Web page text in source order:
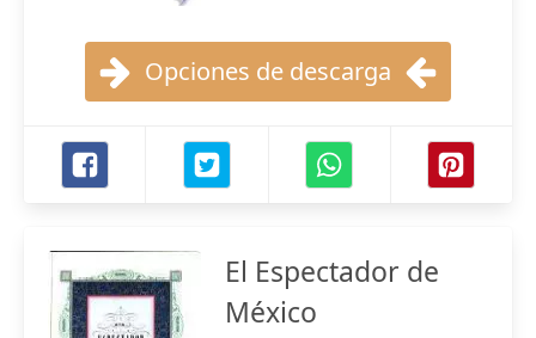
Opciones de descarga
El Espectador de
México